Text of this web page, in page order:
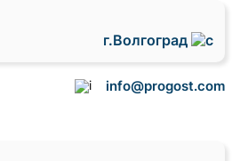
г.Волгоград
info@progost.com